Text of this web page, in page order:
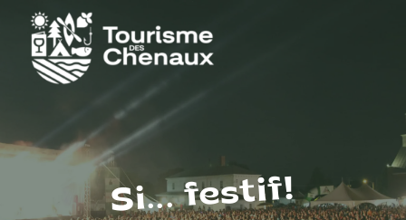
Si... festif!